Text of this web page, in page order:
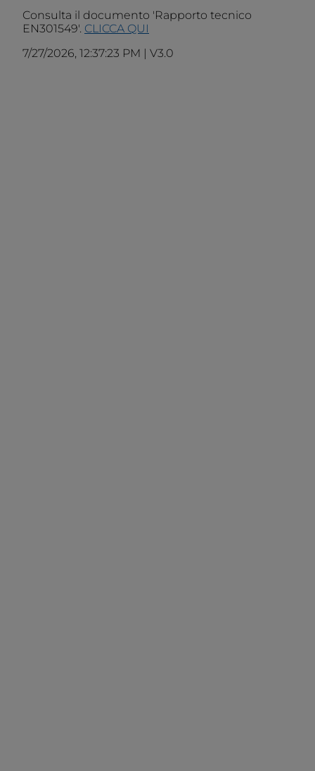
Consulta il documento 'Rapporto tecnico
EN301549'. CLICCA QUI
7/27/2026, 12:37:23 PM | V3.0